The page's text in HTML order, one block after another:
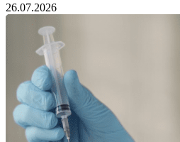
26.07.2026